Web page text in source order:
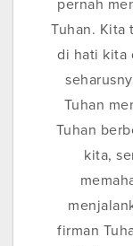
pernah
Tuhan. Kita
di hati kita
Tuhan
Tuhan
kita,
firman